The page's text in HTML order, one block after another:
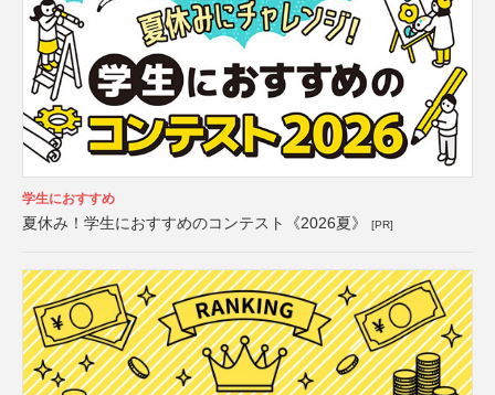
学生におすすめ
夏休み！学生におすすめのコンテスト《2026夏》 [PR]